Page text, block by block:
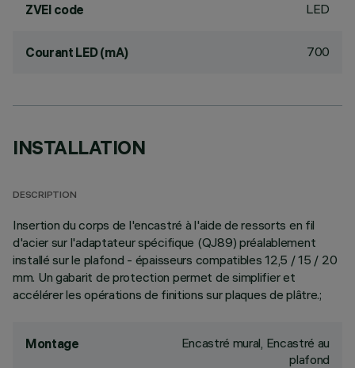
ZVEI code LED
Courant LED (mA) 700
INSTALLATION
DESCRIPTION
Insertion du corps de l'encastré à l'aide de ressorts en fil
d'acier sur l'adaptateur spécifique (QJ89) préalablement
installé sur le plafond - épaisseurs compatibles 12,5 / 15 / 20
mm. Un gabarit de protection permet de simplifier et
accélérer les opérations de finitions sur plaques de plâtre.;
Montage
Encastré mural, Encastré au
plafond